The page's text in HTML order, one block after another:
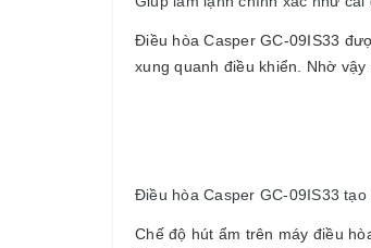
Điều hòa Casper GC-09IS33
xung quanh điều khiển. Nhờ
Điều hòa Casper GC-09IS33
Chế độ hút ẩm trên máy điều